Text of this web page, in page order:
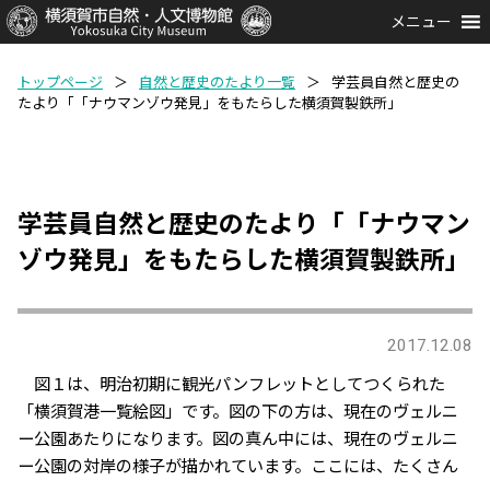
メニュー
トップページ ＞ 自然と歴史のたより一覧 ＞
学芸員自然と歴史の
たより「「ナウマンゾウ発見」をもたらした横須賀製鉄所」
学芸員自然と歴史のたより「「ナウマン
ゾウ発見」をもたらした横須賀製鉄所」
2017.12.08
図１は、明治初期に観光パンフレットとしてつくられた
「横須賀港一覧絵図」です。図の下の方は、現在のヴェルニ
ー公園あたりになります。図の真ん中には、現在のヴェルニ
ー公園の対岸の様子が描かれています。ここには、たくさん